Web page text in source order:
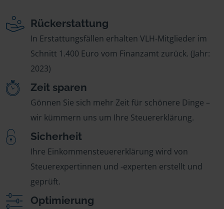
Rückerstattung
In Erstattungsfällen erhalten VLH-Mitglieder im
Schnitt 1.400 Euro vom Finanzamt zurück. (Jahr:
2023)
Zeit sparen
Gönnen Sie sich mehr Zeit für schönere Dinge –
wir kümmern uns um Ihre Steuererklärung.
Sicherheit
Ihre Einkommensteuererklärung wird von
Steuerexpertinnen und -experten erstellt und
geprüft.
Optimierung